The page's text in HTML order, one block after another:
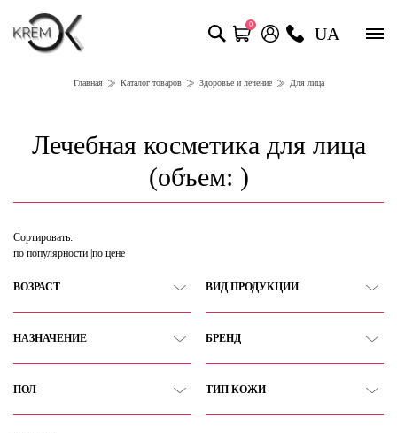
0 UA
Главная Каталог товаров Здоровье и лечение Для лица
Лечебная косметика для лица
(объем: )
Сортировать:
по популярности по цене
ВОЗРАСТ ВИД ПРОДУКЦИИ
НАЗНАЧЕНИЕ БРЕНД
ПОЛ ТИП КОЖИ